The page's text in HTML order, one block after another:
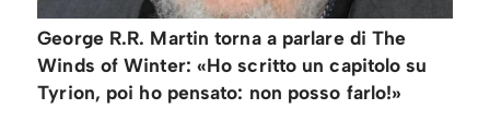
George R.R. Martin torna a parlare di The
Winds of Winter: «Ho scritto un capitolo su
Tyrion, poi ho pensato: non posso farlo!»